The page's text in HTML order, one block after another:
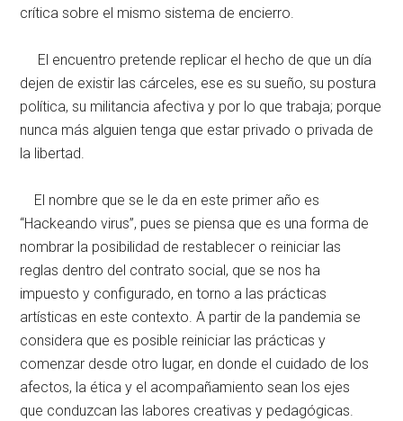
crítica sobre el mismo sistema de encierro.
El encuentro pretende replicar el hecho de que un día
dejen de existir las cárceles, ese es su sueño, su postura
política, su militancia afectiva y por lo que trabaja; porque
nunca más alguien tenga que estar privado o privada de
la libertad.
El nombre que se le da en este primer año es
“Hackeando virus”, pues se piensa que es una forma de
nombrar la posibilidad de restablecer o reiniciar las
reglas dentro del contrato social, que se nos ha
impuesto y configurado, en torno a las prácticas
artísticas en este contexto. A partir de la pandemia se
considera que es posible reiniciar las prácticas y
comenzar desde otro lugar, en donde el cuidado de los
afectos, la ética y el acompañamiento sean los ejes
que conduzcan las labores creativas y pedagógicas.